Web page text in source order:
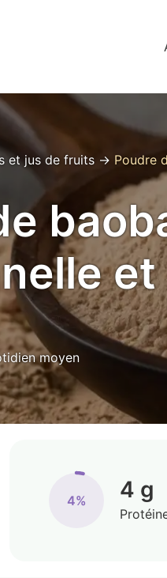
et jus de fruits → Poudre
moyen
4% 4 g